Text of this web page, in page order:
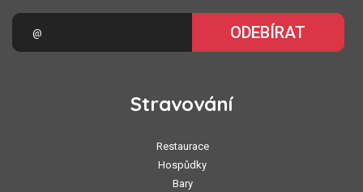
ODEBÍRAT
Stravování
Restaurace
Hospůdky
Bary